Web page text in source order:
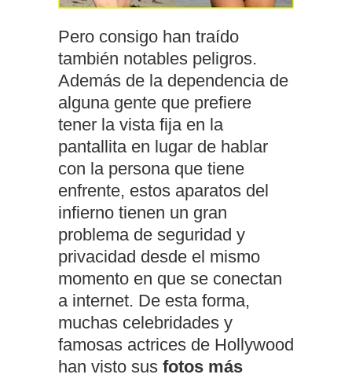
Pero consigo han traído
también notables peligros.
Además de la dependencia de
alguna gente que prefiere
tener la vista fija en la
pantallita en lugar de hablar
con la persona que tiene
enfrente, estos aparatos del
infierno tienen un gran
problema de seguridad y
privacidad desde el mismo
momento en que se conectan
a internet. De esta forma,
muchas celebridades y
famosas actrices de Hollywood
han visto sus fotos más